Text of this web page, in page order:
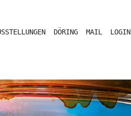
DÖRING MAIL LOGIN